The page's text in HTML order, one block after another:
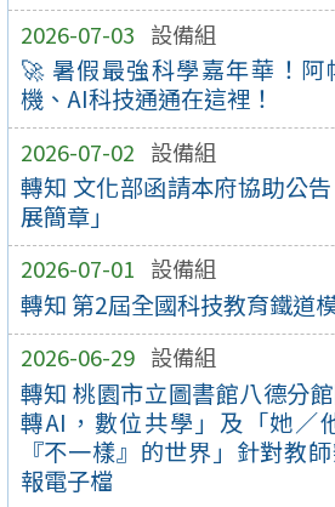
2026-07-03 設備組
🚀 暑假最強科學嘉年華！
機、AI科技通通在這裡！
2026-07-02 設備組
轉知 文化部函請本府協助公
展簡章」
2026-07-01 設備組
轉知 第2屆全國科技教育鐵道
2026-06-29 設備組
轉知 桃園市立圖書館八德分
轉AI，數位共學」及「她／
『不一樣』的世界」針對教
報電子檔